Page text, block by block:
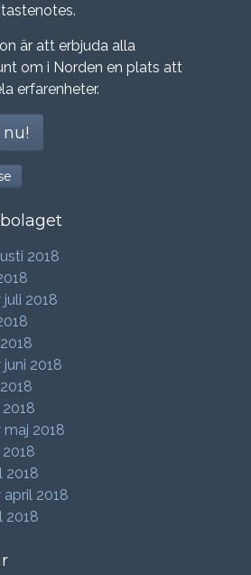
är att erbjuda alla
om i Norden en plats att
erfarenheter.
2018
2018
2018
2018
2018
2018
2018